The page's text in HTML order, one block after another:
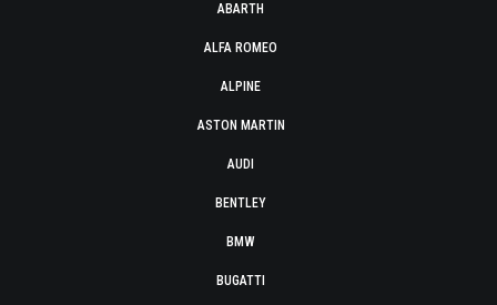
ABARTH
ALFA ROMEO
ALPINE
ASTON MARTIN
AUDI
BENTLEY
BMW
BUGATTI